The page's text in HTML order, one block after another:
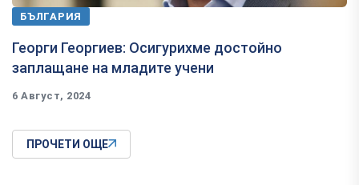
БЪЛГАРИЯ
Георги Георгиев: Осигурихме достойно
заплащане на младите учени
6 Август, 2024
ПРОЧЕТИ ОЩЕ